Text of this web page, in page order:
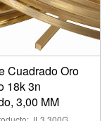
Cuadrado Oro
18k 3n
3,00 MM